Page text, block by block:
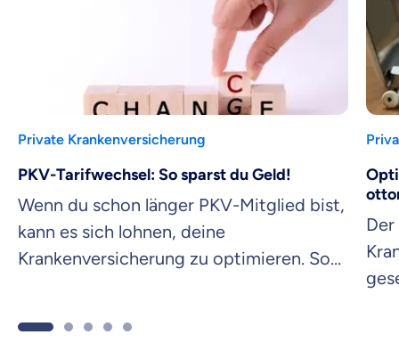
Private Krankenversicherung
PKV-Tarifwechsel: So sparst du Geld!
Wenn du schon länger PKV-Mitglied bist,
kann es sich lohnen, deine
Krankenversicherung zu optimieren. So